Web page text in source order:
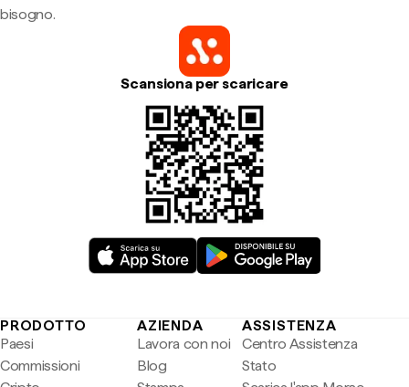
bisogno.
Scansiona per scaricare
PRODOTTO
Paesi
Commissioni
AZIENDA
Lavora con noi
Blog
ASSISTENZA
Centro Assistenza
Stato